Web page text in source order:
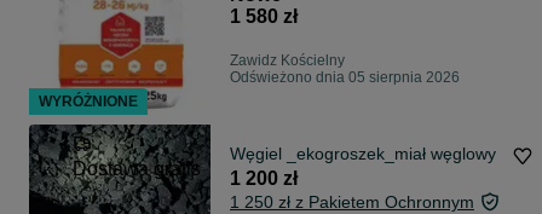
1 580 zł
Zawidz Kościelny
Odświeżono dnia 05 sierpnia 2026
Dostawa gratis
Węgiel _ekogroszek_miał węglowy
1 200 zł
1 250 zł z Pakietem Ochronnym
WYRÓŻNIONE